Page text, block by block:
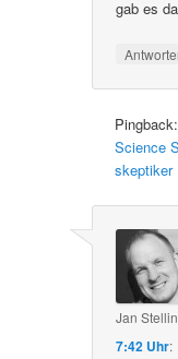
gab es
Science
skeptiker
Jan
7:42 Uhr: